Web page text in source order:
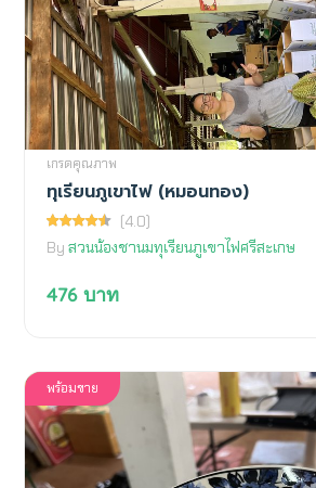
เกรดคุณภาพ
ทุเรียนภูเขาไฟ (หมอนทอง)
(4.0)
By สวนน้องชานมทุเรียนภูเขาไฟศรีสะเกษ
476 บาท
พร้อมขาย